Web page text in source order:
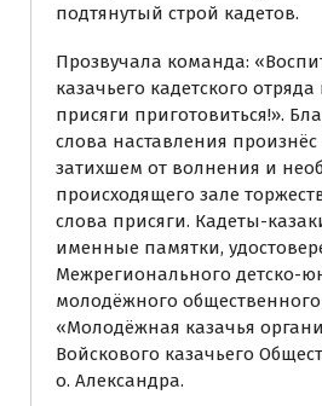
подтянутый строй кадетов.
Прозвучала команда:
казачьего кадетского
присяги приготовиться!».
слова наставления произнёс
затихшем от волнения и
происходящего зале
слова присяги. Кадеты-
именные памятки,
Межрегионального детско-
молодёжного
«Молодёжная казачья
Войскового казачьего
о. Александра.